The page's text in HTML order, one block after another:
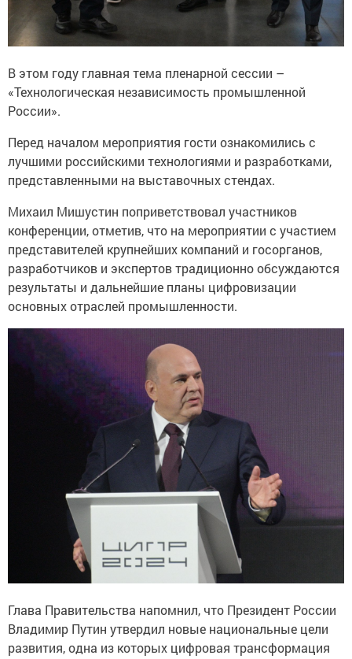
В этом году главная тема пленарной сессии –
«Технологическая независимость промышленной
России».
Перед началом мероприятия гости ознакомились с
лучшими российскими технологиями и разработками,
представленными на выставочных стендах.
Михаил Мишустин поприветствовал участников
конференции, отметив, что на мероприятии с участием
представителей крупнейших компаний и госорганов,
разработчиков и экспертов традиционно обсуждаются
результаты и дальнейшие планы цифровизации
основных отраслей промышленности.
Глава Правительства напомнил, что Президент России
Владимир Путин утвердил новые национальные цели
развития, одна из которых цифровая трансформация